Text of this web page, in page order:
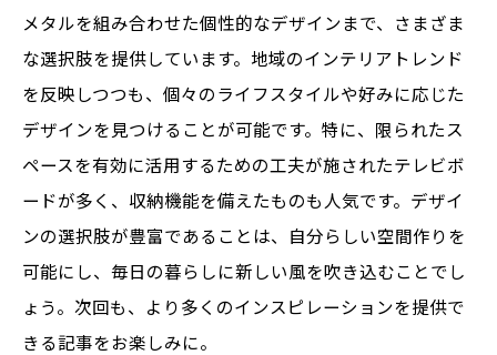
メタルを組み合わせた個性的なデザインまで、さまざま
な選択肢を提供しています。地域のインテリアトレンド
を反映しつつも、個々のライフスタイルや好みに応じた
デザインを見つけることが可能です。特に、限られたス
ペースを有効に活用するための工夫が施されたテレビボ
ードが多く、収納機能を備えたものも人気です。デザイ
ンの選択肢が豊富であることは、自分らしい空間作りを
可能にし、毎日の暮らしに新しい風を吹き込むことでし
ょう。次回も、より多くのインスピレーションを提供で
きる記事をお楽しみに。